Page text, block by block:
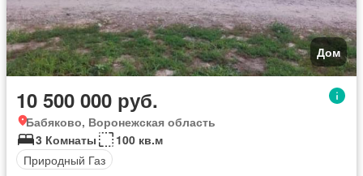
Дом
10 500 000 руб.
Бабяково, Воронежская область
3 Комнаты
100 кв.м
Природный Газ